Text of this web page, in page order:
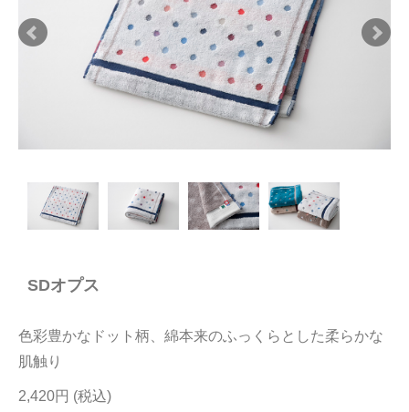
カテゴリから探す
刺繍について
当サイトについて
店舗リスト
ヘルプ
SDオプス
色彩豊かなドット柄、綿本来のふっくらとした柔らかな
肌触り
2,420円